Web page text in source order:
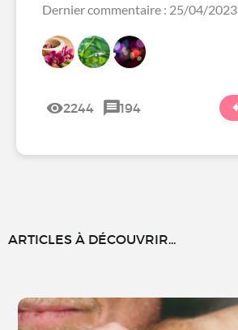
Dernier commentaire : 25/04/2023
2244 194
ARTICLES À DÉCOUVRIR...